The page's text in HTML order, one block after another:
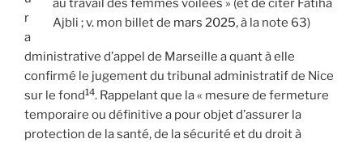
au travail des femmes voilées » (et de citer Fatiha
Ajbli ; v. mon billet de mars 2025, à la note 63)
r
a
dministrative d’appel de Marseille a quant à elle
confirmé le jugement du tribunal administratif de Nice
sur le fond14. Rappelant que la « mesure de fermeture
temporaire ou définitive a pour objet d’assurer la
protection de la santé, de la sécurité et du droit à